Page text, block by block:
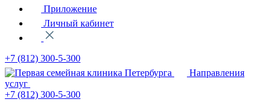
Приложение
Личный кабинет
+7 (812) 300-5-300
Направления
услуг
+7 (812) 300-5-300